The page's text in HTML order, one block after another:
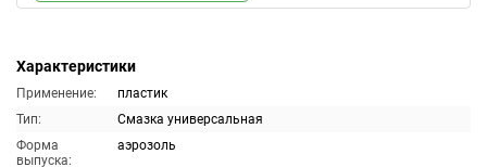
Характеристики
Применение:
пластик
Тип:
Смазка универсальная
Форма
выпуска:
аэрозоль